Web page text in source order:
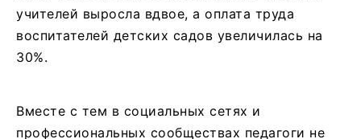
учителей выросла вдвое, а оплата труда
воспитателей детских садов увеличилась на
30%.
Вместе с тем в социальных сетях и
профессиональных сообществах педагоги не